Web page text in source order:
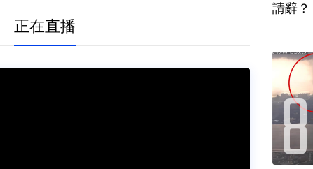
正在直播